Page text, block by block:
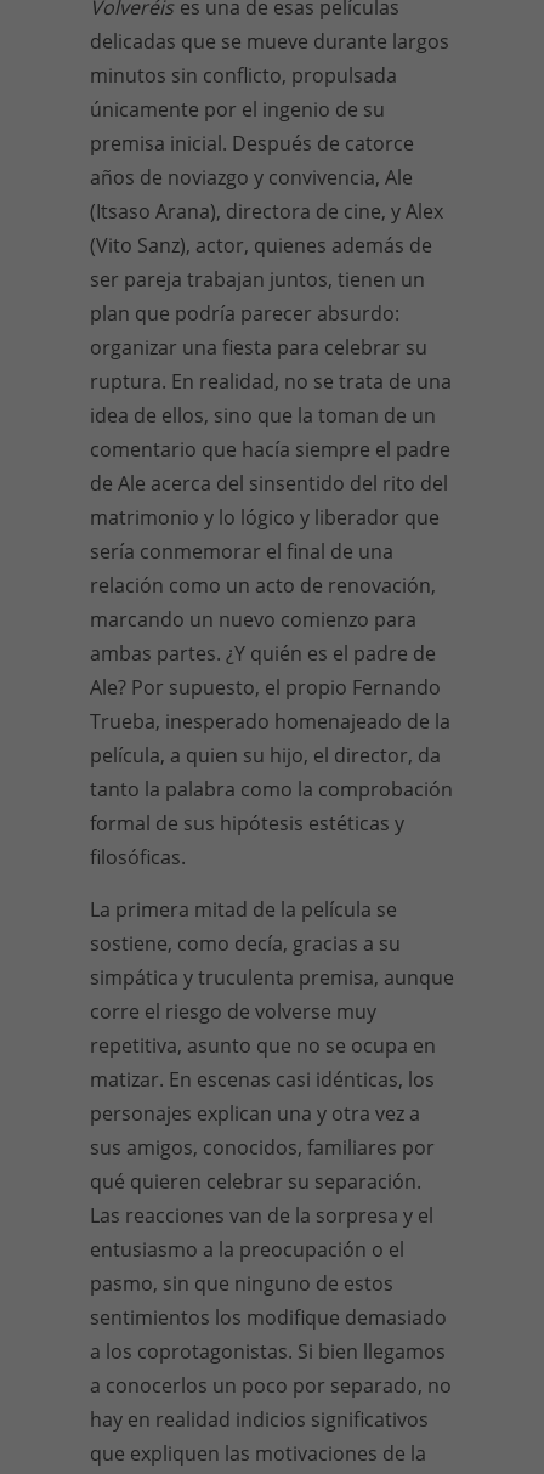
Volveréis es una de esas películas
delicadas que se mueve durante largos
minutos sin conflicto, propulsada
únicamente por el ingenio de su
premisa inicial. Después de catorce
años de noviazgo y convivencia, Ale
(Itsaso Arana), directora de cine, y Alex
(Vito Sanz), actor, quienes además de
ser pareja trabajan juntos, tienen un
plan que podría parecer absurdo:
organizar una fiesta para celebrar su
ruptura. En realidad, no se trata de una
idea de ellos, sino que la toman de un
comentario que hacía siempre el padre
de Ale acerca del sinsentido del rito del
matrimonio y lo lógico y liberador que
sería conmemorar el final de una
relación como un acto de renovación,
marcando un nuevo comienzo para
ambas partes. ¿Y quién es el padre de
Ale? Por supuesto, el propio Fernando
Trueba, inesperado homenajeado de la
película, a quien su hijo, el director, da
tanto la palabra como la comprobación
formal de sus hipótesis estéticas y
filosóficas.
La primera mitad de la película se
sostiene, como decía, gracias a su
simpática y truculenta premisa, aunque
corre el riesgo de volverse muy
repetitiva, asunto que no se ocupa en
matizar. En escenas casi idénticas, los
personajes explican una y otra vez a
sus amigos, conocidos, familiares por
qué quieren celebrar su separación.
Las reacciones van de la sorpresa y el
entusiasmo a la preocupación o el
pasmo, sin que ninguno de estos
sentimientos los modifique demasiado
a los coprotagonistas. Si bien llegamos
a conocerlos un poco por separado, no
hay en realidad indicios significativos
que expliquen las motivaciones de la